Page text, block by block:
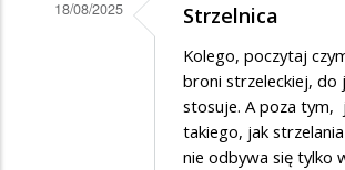
18/08/2025 Strzelnica
Kolego, poczytaj
broni strzeleckiej, do
stosuje. A poza tym,
takiego, jak
nie odbywa się tylko